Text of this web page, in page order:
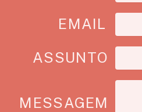
EMAIL
ASSUNTO
MESSAGEM